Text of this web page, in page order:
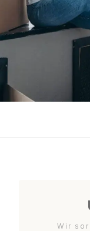
Wir